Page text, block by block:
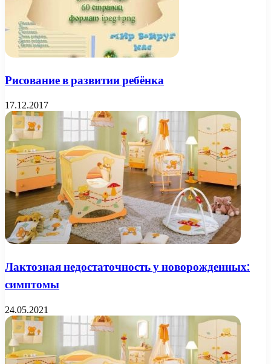
Рисование в развитии ребёнка
17.12.2017
Лактозная недостаточность у новорожденных:
симптомы
24.05.2021